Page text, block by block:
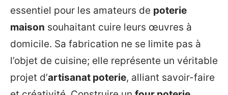
essentiel pour les amateurs de poterie
maison souhaitant cuire leurs œuvres à
domicile. Sa fabrication ne se limite pas à
l’objet de cuisine; elle représente un véritable
projet d’artisanat poterie, alliant savoir-faire